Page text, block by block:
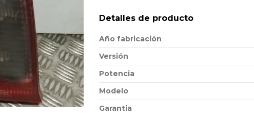
Detalles de producto
Año fabricación
Versión
Potencia
Modelo
Garantia